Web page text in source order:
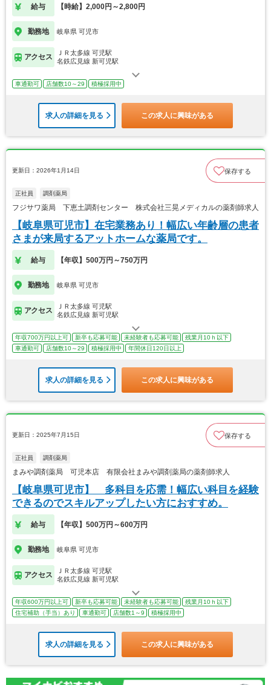
給与 【時給】2,000円～2,800円
勤務地 岐阜県 可児市
アクセス
ＪＲ太多線 可児駅
名鉄広見線 新可児駅
車通勤可 店舗数10～29 積極採用中
求人の詳細を見る この求人に興味がある
更新日：2026年1月14日 保存する
正社員 調剤薬局
フジサワ薬局 下恵土調剤センター 株式会社三晃メディカルの薬剤師求人
【岐阜県可児市】在宅業務あり！幅広い年齢層の患者
さまが来局するアットホームな薬局です。
給与 【年収】500万円～750万円
勤務地 岐阜県 可児市
アクセス
ＪＲ太多線 可児駅
名鉄広見線 新可児駅
年収700万円以上可 新卒も応募可能 未経験者も応募可能
残業月10ｈ以下
車通勤可
店舗数10～29 積極採用中 年間休日120日以上
求人の詳細を見る この求人に興味がある
更新日：2025年7月15日 保存する
正社員 調剤薬局
まみや調剤薬局 可児本店 有限会社まみや調剤薬局の薬剤師求人
【岐阜県可児市】 多科目を応需！幅広い科目を経験
できるのでスキルアップしたい方におすすめ。
給与 【年収】500万円～600万円
勤務地 岐阜県 可児市
アクセス
ＪＲ太多線 可児駅
名鉄広見線 新可児駅
年収600万円以上可 新卒も応募可能 未経験者も応募可能
残業月10ｈ以下
住宅補助（手当）あり
車通勤可 店舗数1～9 積極採用中
求人の詳細を見る この求人に興味がある